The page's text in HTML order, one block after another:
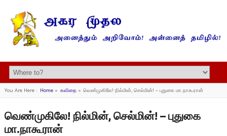
You Are Here : Home» கவிதை» வெண்முகிலே! நில்மின், செல்மின்! – புதுகை மா.நாகூரான்
வெண்முகிலே! நில்மின், செல்மின்! – புதுகை
மா.நாகூரான்